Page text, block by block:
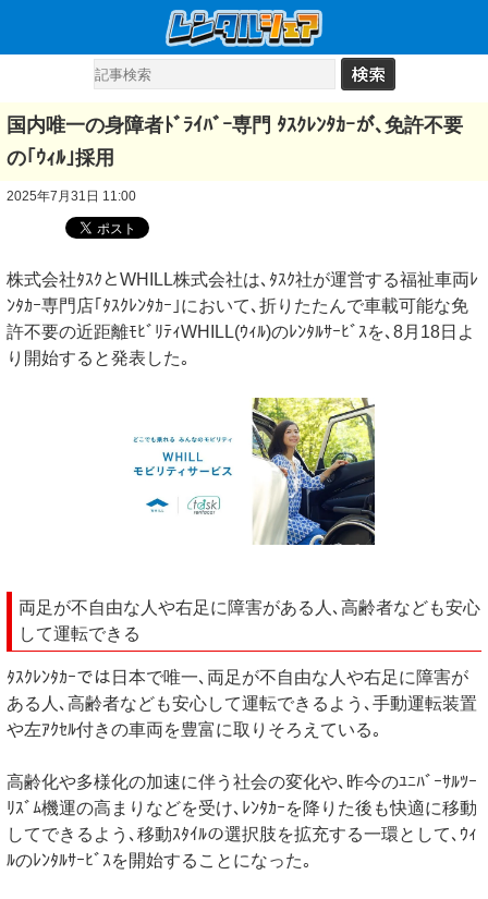
国内唯一の身障者ﾄﾞﾗｲﾊﾞｰ専門 ﾀｽｸﾚﾝﾀｶｰが､免許不要
の｢ｳｨﾙ｣採用
2025年7月31日 11:00
株式会社ﾀｽｸとWHILL株式会社は､ﾀｽｸ社が運営する福祉車両ﾚ
ﾝﾀｶｰ専門店｢ﾀｽｸﾚﾝﾀｶｰ｣において､折りたたんで車載可能な免
許不要の近距離ﾓﾋﾞﾘﾃｨWHILL(ｳｨﾙ)のﾚﾝﾀﾙｻｰﾋﾞｽを､8月18日よ
り開始すると発表した｡
両足が不自由な人や右足に障害がある人､高齢者なども安心
して運転できる
ﾀｽｸﾚﾝﾀｶｰでは日本で唯一､両足が不自由な人や右足に障害が
ある人､高齢者なども安心して運転できるよう､手動運転装置
や左ｱｸｾﾙ付きの車両を豊富に取りそろえている｡
高齢化や多様化の加速に伴う社会の変化や､昨今のﾕﾆﾊﾞｰｻﾙﾂｰ
ﾘｽﾞﾑ機運の高まりなどを受け､ﾚﾝﾀｶｰを降りた後も快適に移動
してできるよう､移動ｽﾀｲﾙの選択肢を拡充する一環として､ｳｨ
ﾙのﾚﾝﾀﾙｻｰﾋﾞｽを開始することになった｡